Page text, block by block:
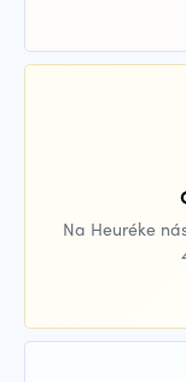
Na Heuréke